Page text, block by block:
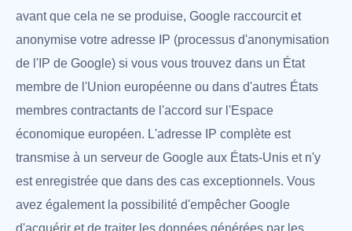
avant que cela ne se produise, Google raccourcit et
anonymise votre adresse IP (processus d'anonymisation
de l'IP de Google) si vous vous trouvez dans un État
membre de l'Union européenne ou dans d'autres États
membres contractants de l'accord sur l'Espace
économique européen. L'adresse IP complète est
transmise à un serveur de Google aux États-Unis et n'y
est enregistrée que dans des cas exceptionnels. Vous
avez également la possibilité d'empêcher Google
d'acquérir et de traiter les données générées par les